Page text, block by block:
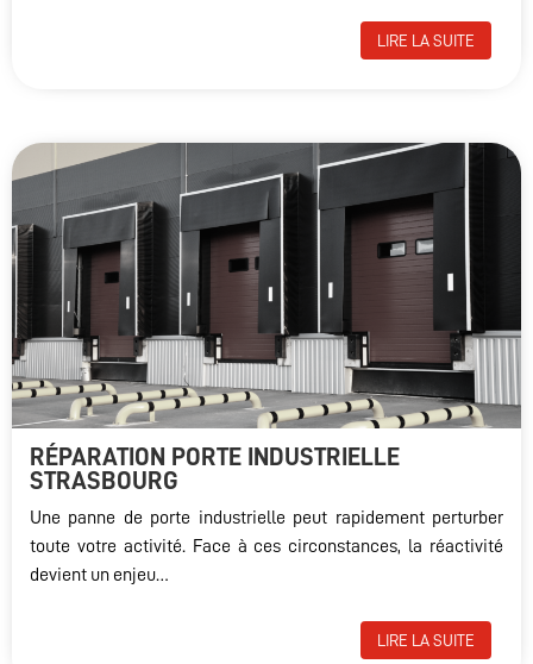
LIRE LA SUITE
RÉPARATION PORTE INDUSTRIELLE
STRASBOURG
Une panne de porte industrielle peut rapidement perturber
toute votre activité. Face à ces circonstances, la réactivité
devient un enjeu…
LIRE LA SUITE